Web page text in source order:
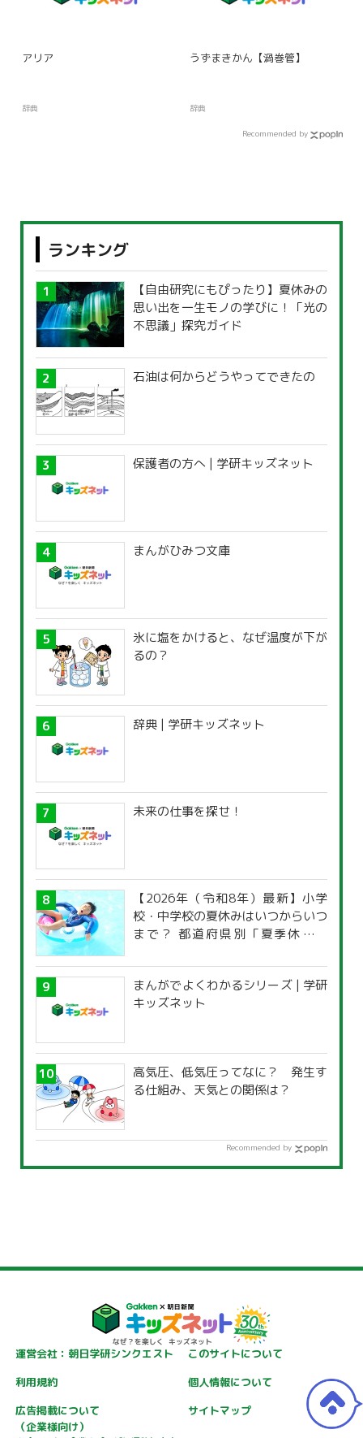
アリア
辞典
うずまきかん【渦巻管】
辞典
Recommended by
ランキング
【自由研究にもぴったり】夏休みの
思い出を一生モノの学びに！「光の
不思議」探究ガイド
石油は何からどうやってできたの
保護者の方へ | 学研キッズネット
まんがひみつ文庫
氷に塩をかけると、なぜ温度が下が
るの？
辞典 | 学研キッズネット
未来の仕事を探せ！
【2026年（令和8年）最新】小学
校・中学校の夏休みはいつからいつ
まで？ 都道府県別「夏季休暇一
まんがでよくわかるシリーズ | 学研
キッズネット
高気圧、低気圧ってなに？ 発生す
る仕組み、天気との関係は？
Recommended by
運営会社：朝日学研シンクエスト
このサイトについて
利用規約
個人情報について
広告掲載について
（企業様向け）
サイトマップ